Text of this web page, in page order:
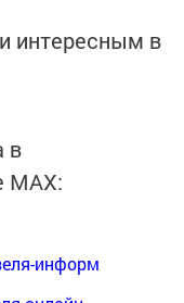
интересным в
в
MАХ:
информ